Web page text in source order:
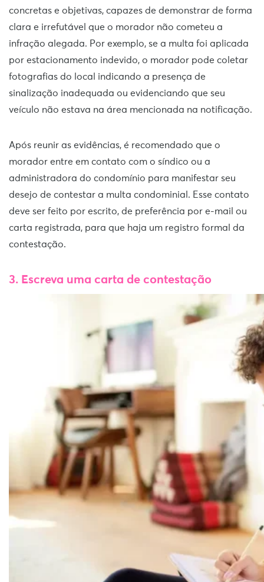
concretas e objetivas, capazes de demonstrar de forma
clara e irrefutável que o morador não cometeu a
infração alegada. Por exemplo, se a multa foi aplicada
por estacionamento indevido, o morador pode coletar
fotografias do local indicando a presença de
sinalização inadequada ou evidenciando que seu
veículo não estava na área mencionada na notificação.
Após reunir as evidências, é recomendado que o
morador entre em contato com o síndico ou a
administradora do condomínio para manifestar seu
desejo de contestar a multa condominial. Esse contato
deve ser feito por escrito, de preferência por e-mail ou
carta registrada, para que haja um registro formal da
contestação.
3. Escreva uma carta de contestação